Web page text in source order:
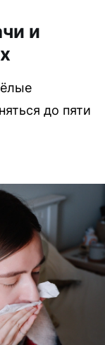
и
до пяти